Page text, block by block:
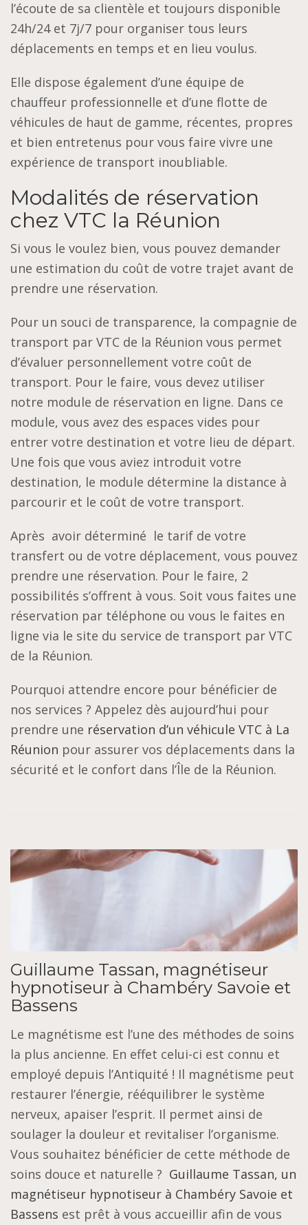
l’écoute de sa clientèle et toujours disponible
24h/24 et 7j/7 pour organiser tous leurs
déplacements en temps et en lieu voulus.
Elle dispose également d’une équipe de
chauffeur professionnelle et d’une flotte de
véhicules de haut de gamme, récentes, propres
et bien entretenus pour vous faire vivre une
expérience de transport inoubliable.
Modalités de réservation
chez VTC la Réunion
Si vous le voulez bien, vous pouvez demander
une estimation du coût de votre trajet avant de
prendre une réservation.
Pour un souci de transparence, la compagnie de
transport par VTC de la Réunion vous permet
d’évaluer personnellement votre coût de
transport. Pour le faire, vous devez utiliser
notre module de réservation en ligne. Dans ce
module, vous avez des espaces vides pour
entrer votre destination et votre lieu de départ.
Une fois que vous aviez introduit votre
destination, le module détermine la distance à
parcourir et le coût de votre transport.
Après avoir déterminé le tarif de votre
transfert ou de votre déplacement, vous pouvez
prendre une réservation. Pour le faire, 2
possibilités s’offrent à vous. Soit vous faites une
réservation par téléphone ou vous le faites en
ligne via le site du service de transport par VTC
de la Réunion.
Pourquoi attendre encore pour bénéficier de
nos services ? Appelez dès aujourd’hui pour
prendre une réservation d’un véhicule VTC à La
Réunion pour assurer vos déplacements dans la
sécurité et le confort dans l’Île de la Réunion.
Guillaume Tassan, magnétiseur
hypnotiseur à Chambéry Savoie et
Bassens
Le magnétisme est l’une des méthodes de soins
la plus ancienne. En effet celui-ci est connu et
employé depuis l’Antiquité ! Il magnétisme peut
restaurer l’énergie, rééquilibrer le système
nerveux, apaiser l’esprit. Il permet ainsi de
soulager la douleur et revitaliser l’organisme.
Vous souhaitez bénéficier de cette méthode de
soins douce et naturelle ? Guillaume Tassan, un
magnétiseur hypnotiseur à Chambéry Savoie et
Bassens est prêt à vous accueillir afin de vous